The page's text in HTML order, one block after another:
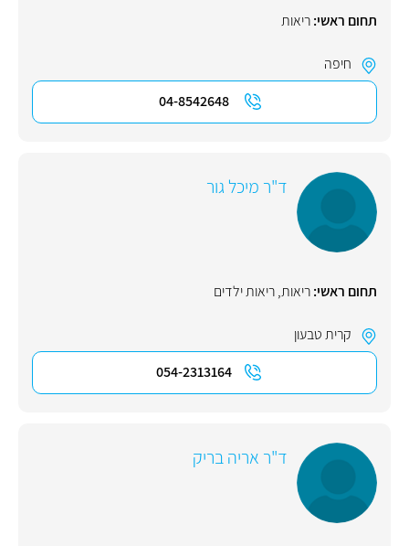
תחום ראשי:ריאות
חיפה
04-8542648
ד"ר מיכל גור
תחום ראשי:ריאות,ריאות ילדים
קרית טבעון
054-2313164
ד"ר אריה בריק